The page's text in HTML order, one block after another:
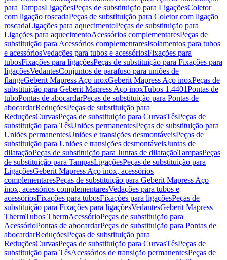
para TampasLigaçõesPeças de substituição para LigaçõesColetor
com ligação roscadaPeças de substituição para Coletor com ligação
roscadaLigações para aquecimentoPeças de substituição para
Ligações para aquecimentoAcessórios complementaresPeças de
substituição para Acessórios complementaresIsolamentos para tubos
e acessóriosVedações para tubos e acessóriosFixações para
tubosFixações para ligaçõesPeças de substituição para Fixações para
ligaçõesVedantesConjuntos de parafuso para uniões de
flangeGeberit Mapress Aço inoxGeberit Mapress Aço inoxPeças de
substituição para Geberit Mapress Aço inoxTubos 1.4401Pontas de
tuboPontas de abocardarPeças de substituição para Pontas de
abocardarReduçõesPeças de substituição para
ReduçõesCurvasPeças de substituição para CurvasTêsPeças de
substituição para TêsUniões permanentesPeças de substituição para
Uniões permanentesUniões e transições desmontáveisPeças de
substituição para Uniões e transições desmontáveisJuntas de
dilataçãoPeças de substituição para Juntas de dilataçãoTampasPeças
de substituição para TampasLigaçõesPeças de substituição para
LigaçõesGeberit Mapress Aço inox, acessórios
complementaresPeças de substituição para Geberit Mapress Aço
inox, acessórios complementaresVedações para tubos e
acessóriosFixações para tubosFixações para ligaçõesPeças de
substituição para Fixações para ligaçõesVedantesGeberit Mapress
ThermTubos ThermAcessórioPeças de substituição para
AcessórioPontas de abocardarPeças de substituição para Pontas de
abocardarReduçõesPeças de substituição para
ReduçõesCurvasPeças de substituição para CurvasTêsPeças de
substituição para TêsAcessórios de transição permanentesPeças de